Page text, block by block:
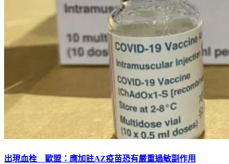
出現血栓 歐盟：應加註AZ疫苗恐有嚴重過敏副作用